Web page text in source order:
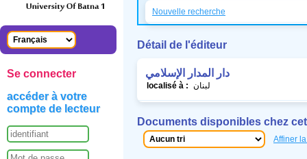
Nouvelle recherche
Détail de l'éditeur
دار المدار الإسلامي
localisé à : لبنان
Documents disponibles chez
Affiner
Se connecter
accéder à votre
compte de lecteur